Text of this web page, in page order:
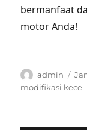
bermanfaat
motor Anda!
Author
admin
on
modifikasi kece